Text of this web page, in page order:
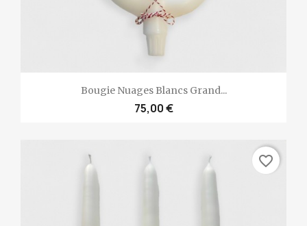
Bougie Nuages Blancs Grand...
75,00 €
favorite_border